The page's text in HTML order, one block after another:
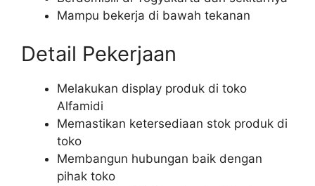
Mampu bekerja di bawah tekanan
Detail Pekerjaan
Melakukan display produk di toko
Alfamidi
Memastikan ketersediaan stok produk di
toko
Membangun hubungan baik dengan
pihak toko